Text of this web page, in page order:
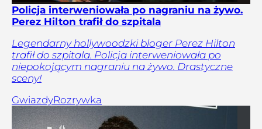
Policja interweniowała po nagraniu na żywo.
Perez Hilton trafił do szpitala
Legendarny hollywoodzki bloger Perez Hilton
trafił do szpitala. Policja interweniowała po
niepokojącym nagraniu na żywo. Drastyczne
sceny!
GwiazdyRozrywka